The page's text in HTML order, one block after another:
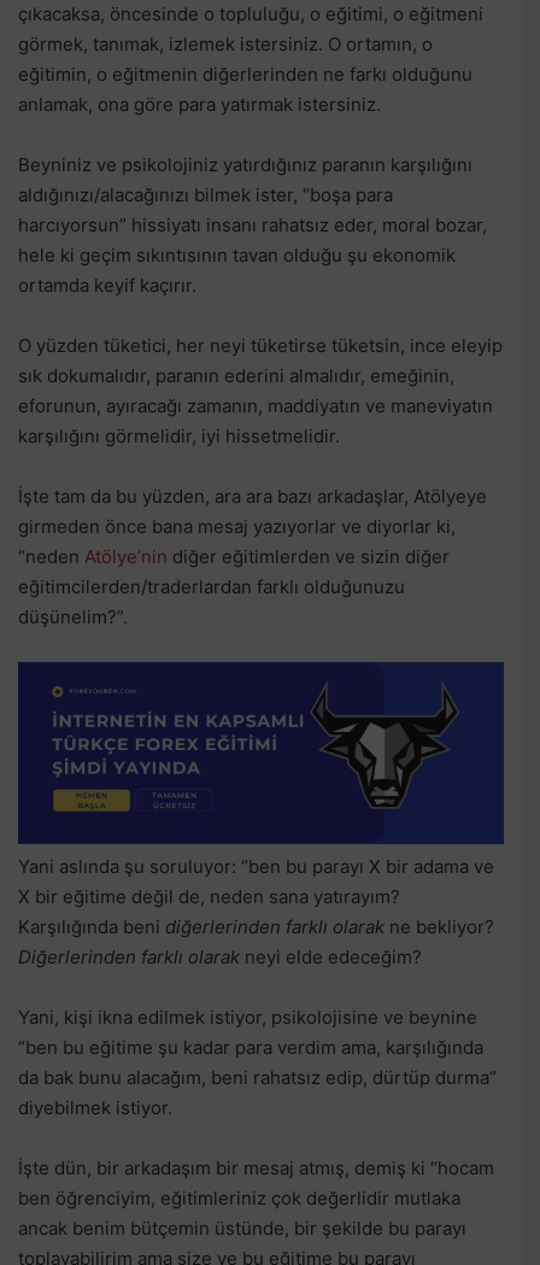
çıkacaksa, öncesinde o topluluğu, o eğitimi, o eğitmeni
görmek, tanımak, izlemek istersiniz. O ortamın, o
eğitimin, o eğitmenin diğerlerinden ne farkı olduğunu
anlamak, ona göre para yatırmak istersiniz.
Beyniniz ve psikolojiniz yatırdığınız paranın karşılığını
aldığınızı/alacağınızı bilmek ister, “boşa para
harcıyorsun” hissiyatı insanı rahatsız eder, moral bozar,
hele ki geçim sıkıntısının tavan olduğu şu ekonomik
ortamda keyif kaçırır.
O yüzden tüketici, her neyi tüketirse tüketsin, ince eleyip
sık dokumalıdır, paranın ederini almalıdır, emeğinin,
eforunun, ayıracağı zamanın, maddiyatın ve maneviyatın
karşılığını görmelidir, iyi hissetmelidir.
İşte tam da bu yüzden, ara ara bazı arkadaşlar, Atölyeye
girmeden önce bana mesaj yazıyorlar ve diyorlar ki,
“neden Atölye’nin diğer eğitimlerden ve sizin diğer
eğitimcilerden/traderlardan farklı olduğunuzu
düşünelim?”.
Yani aslında şu soruluyor: “ben bu parayı X bir adama ve
X bir eğitime değil de, neden sana yatırayım?
Karşılığında beni diğerlerinden farklı olarak ne bekliyor?
Diğerlerinden farklı olarak neyi elde edeceğim?
Yani, kişi ikna edilmek istiyor, psikolojisine ve beynine
“ben bu eğitime şu kadar para verdim ama, karşılığında
da bak bunu alacağım, beni rahatsız edip, dürtüp durma”
diyebilmek istiyor.
İşte dün, bir arkadaşım bir mesaj atmış, demiş ki “hocam
ben öğrenciyim, eğitimleriniz çok değerlidir mutlaka
ancak benim bütçemin üstünde, bir şekilde bu parayı
toplayabilirim ama size ve bu eğitime bu parayı